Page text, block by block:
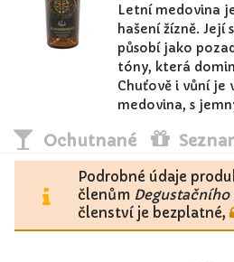
Letní medovina
hašení žízně. Její
působí jako
tóny, která
Chuťově i vůní je
medovina, s
Ochutnané
Podrobné údaje
členům
členství je bezplatné,